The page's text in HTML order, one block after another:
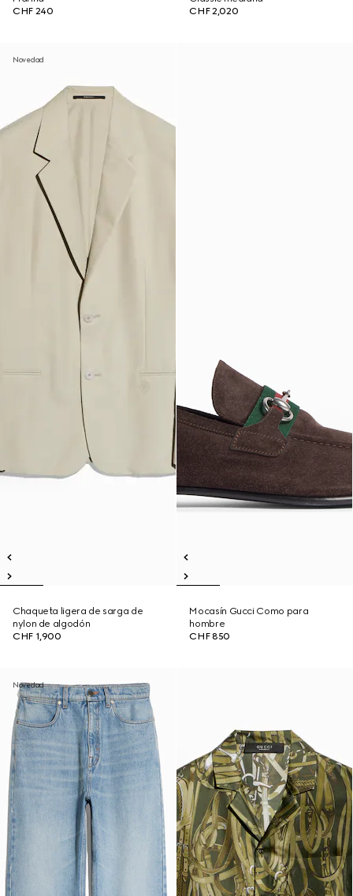
CHF 240
CHF 2,020
Novedad
Chaqueta ligera de sarga de
nylon de algodón
CHF 1,900
Mocasín Gucci Como para
hombre
CHF 850
Novedad